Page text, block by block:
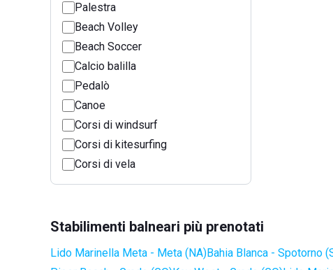
Palestra
Beach Volley
Beach Soccer
Calcio balilla
Pedalò
Canoe
Corsi di windsurf
Corsi di kitesurfing
Corsi di vela
Stabilimenti balneari più prenotati
Lido Marinella Meta - Meta (NA)Bahia Blanca - Spotorno